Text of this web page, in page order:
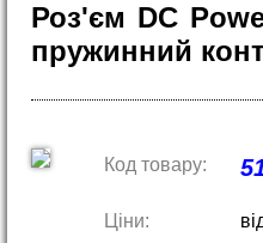
Роз'єм DC
пружинний
Код товару:
Ціни: